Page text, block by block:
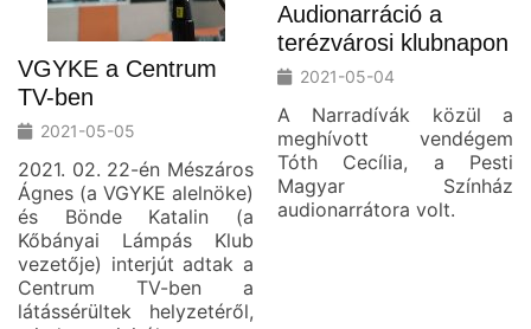
VGYKE a Centrum
TV-ben
2021-05-05
2021. 02. 22-én Mészáros
Ágnes (a VGYKE alelnöke)
és Bönde Katalin (a
Kőbányai Lámpás Klub
vezetője) interjút adtak a
Centrum TV-ben a
látássérültek helyzetéről,
Audionarráció a
terézvárosi klubnapon
2021-05-04
A Narradívák közül a
meghívott vendégem
Tóth Cecília, a Pesti
Magyar Színház
audionarrátora volt.